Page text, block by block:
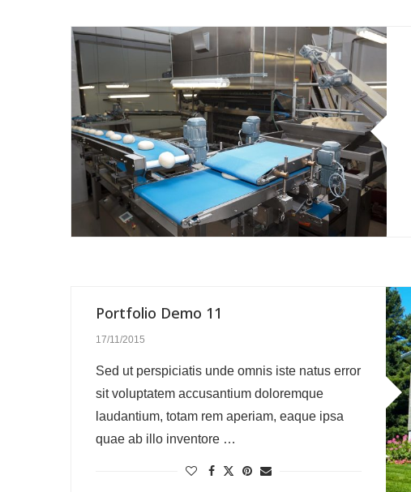
Portfolio Demo 11
17/11/2015
Sed ut perspiciatis unde omnis iste natus error
sit voluptatem accusantium doloremque
laudantium, totam rem aperiam, eaque ipsa
quae ab illo inventore …